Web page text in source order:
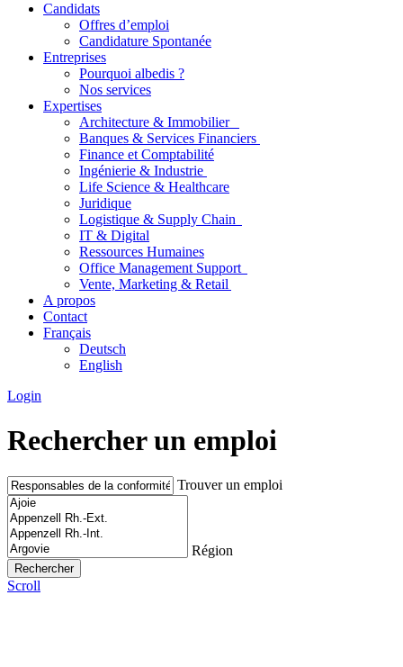
Candidats
Offres d’emploi
Candidature Spontanée
Entreprises
Pourquoi albedis ?
Nos services
Expertises
Architecture & Immobilier
Banques & Services Financiers
Finance et Comptabilité
Ingénierie & Industrie
Life Science & Healthcare
Juridique
Logistique & Supply Chain
IT & Digital
Ressources Humaines
Office Management Support
Vente, Marketing & Retail
A propos
Contact
Français
Deutsch
English
Login
Rechercher un emploi
Trouver un emploi
Région
Scroll